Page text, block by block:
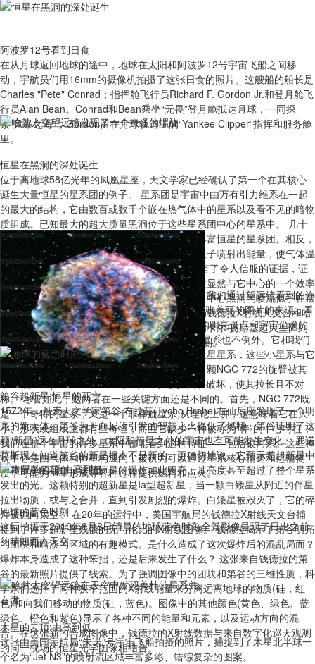
阿波罗12号看到日食
在从月球返回地球的途中，地球在太阳和阿波罗12号宇宙飞船之间移
动，宇航员们用16mm的摄像机拍摄了这张日食的照片。这艘船的船长是
Charles "Pete" Conrad；指挥舱飞行员Richard F. Gordon Jr.和登月舱飞
行员Alan Bean。Conrad和Bean乘坐“无畏”登月舱抵达月球，一同探
索“风暴之海”，Gordon留在月球轨道上的“Yankee Clipper”指挥和服务舱
里。
恒星在黑洞的深处诞生
位于离地球58亿光年的凤凰星座，天文学家已经确认了第一个在其核心
诞生大量恒星的星系团的例子。 星系团是宇宙中由万有引力维系在一起
的最大的结构，它由数百或数千个嵌在热气体中的星系以及看不见的暗物
质组成。已知最大的超大质量黑洞位于这些星系团中心的星系中。 几十
年来，天文学家们一直在寻找中心星系中含有丰富恒星的星系团。相反，
他们发现了强大的巨大黑洞，它们通过高能量粒子喷射出能量，使气体温
度过高而不能形成许多恒星。 现在，科学家们有了令人信服的证据，证
明一个星系团中恒星正在以惊人的速度形成，这显然与它中心的一个效率
较低的黑洞有关。在这个独特的星系团中，来自中心黑洞的喷流似乎在帮
助恒星的形成。研究人员使用了来自美国宇航局钱德拉X射线天文台和哈
勃太空望远镜的新数据，以及国家科学基金会的卡尔·扬斯基超大型阵列
(VLA)射电台的数据来建立之前对这个星团的观测。
哈勃太空望远镜发现了一个奇怪的螺旋
宇宙实在太大了，以至于很难维持一种规模感。我们通过望远镜看到的许
多星系，例如NASA/ESA的哈勃太空望远镜，这张美丽的图片的来源，看
起来比较相似:螺旋臂，发光的中心，恒星形成的明亮斑点和宇宙尘埃的
暗波纹交织在一起。 这个名为NGC 772的螺旋星系也不例外。它和我们
的银河系有很多相似之处。每个星系都有几个卫星星系，这些小星系与它
们的母星系有着紧密的轨道和引力联系。其中一颗NGC 772的旋臂被其
中一颗卫星(NGC 770——图片中不可见)扭曲和破坏，使其拉长且不对
称。 尽管如此，这两者在一些关键方面还是不同的。首先，NGC 772既
是一个奇特的星系，又是一个非棒旋星系;从理论上讲，这意味着它在大
小、形状或组成上都有些奇怪，而且它缺少一种被称为“棒”的中心特征，
我们在整个宇宙的许多星系中都能看到这种特征——包括银河系。这些棒
状中心是由气体和恒星构成的，被认为可以通过星系核心输送和运输物
质，可能为恒星形成等各种过程提供燃料和点火。
第谷超新星:恒星的死亡
1572年，丹麦天文学家第谷·布拉赫(Tycho Brahe)在仙后座发现了一个明
亮的新天体。第谷为哥白尼所引发的智慧之火提供了燃料，第谷证明了这
颗“新星”远在月球之外，太阳和行星之外的宇宙也有可能发生变化。 罗诺
莫斯现在知道第谷的新星根本不是新的。更确切地说，它预示着超新星中
一颗恒星的死亡，这颗恒星的爆炸如此明亮，其亮度甚至超过了整个星系
发出的光。这颗特别的超新星是Ia型超新星，当一颗白矮星从附近的伴星
拉出物质，或与之合并，直到引发剧烈的爆炸。白矮星被毁灭了，它的碎
片被抛向太空。 在20年的运行中，美国宇航局的钱德拉X射线天文台捕
捉到了许多超新星残骸的无与伦比的X射线图像。 钱德拉揭示了第谷明亮
的团块和暗淡的区域的有趣模式。是什么造成了这次爆炸后的混乱局面？
爆炸本身造成了这种笨拙，还是后来发生了什么？ 这张来自钱德拉的第
谷的最新照片提供了线索。为了强调图像中的团块和第谷的三维性质，科
学家们选择了两种狭窄范围的X射线能量来分离远离地球的物质(硅，红
色)和向我们移动的物质(硅，蓝色)。图像中的其他颜色(黄色、绿色、蓝
绿色、橙色和紫色)显示了各种不同的能量和元素，以及运动方向的混
合。在这张新的合成图像中，钱德拉的X射线数据与来自数字化巡天观测
的同一视场的恒星光学图像相结合。
地球的蓝色时刻
这幅拍摄于2019年8月8日清晨的地球蓝色时刻全景影像呈现了日出之前
的晴朗西方天空。
木星的云顶:由高到低
这张由美国宇航局“朱诺”号宇宙飞船拍摄的照片，捕捉到了木星北半球一
个名为“Jet N3”的喷射流区域丰富多彩、错综复杂的图案。